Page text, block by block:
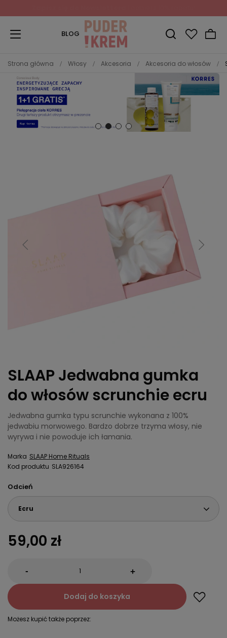
BLOG
Strona główna Włosy Akcesoria Akcesoria do włosów
SLAAP Jedwabna gumka
do włosów scrunchie ecru
Jedwabna gumka typu scrunchie wykonana z 100%
jedwabiu morwowego. Bardzo dobrze trzyma włosy, nie
wyrywa i nie powoduje ich łamania.
Marka SLAAP Home Rituals
Kod produktu SLA926164
Odcień
Ecru
59,00 zł
- +
Dodaj do koszyka
Możesz kupić także poprzez: